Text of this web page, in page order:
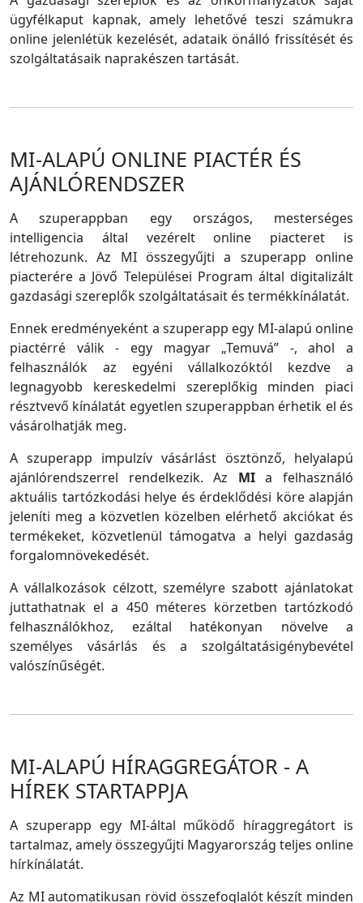
ügyfélkaput kapnak, amely lehetővé teszi számukra
online jelenlétük kezelését, adataik önálló frissítését és
szolgáltatásaik naprakészen tartását.
MI-ALAPÚ ONLINE PIACTÉR ÉS
AJÁNLÓRENDSZER
A szuperappban egy országos, mesterséges
intelligencia által vezérelt online piacteret is
létrehozunk. Az MI összegyűjti a szuperapp online
piacterére a Jövő Települései Program által digitalizált
gazdasági szereplők szolgáltatásait és termékkínálatát.
Ennek eredményeként a szuperapp egy MI-alapú online
piactérré válik - egy magyar „Temuvá” -, ahol a
felhasználók az egyéni vállalkozóktól kezdve a
legnagyobb kereskedelmi szereplőkig minden piaci
résztvevő kínálatát egyetlen szuperappban érhetik el és
vásárolhatják meg.
A szuperapp impulzív vásárlást ösztönző, helyalapú
ajánlórendszerrel rendelkezik. Az MIa felhasználó
aktuális tartózkodási helye és érdeklődési köre alapján
jeleníti meg a közvetlen közelben elérhető akciókat és
termékeket, közvetlenül támogatva a helyi gazdaság
forgalomnövekedését.
A vállalkozások célzott, személyre szabott ajánlatokat
juttathatnak el a 450 méteres körzetben tartózkodó
felhasználókhoz, ezáltal hatékonyan növelve a
személyes vásárlás és a szolgáltatásigénybevétel
valószínűségét.
MI-ALAPÚ HÍRAGGREGÁTOR - A
HÍREK STARTAPPJA
A szuperapp egy MI-által működő híraggregátort is
tartalmaz, amely összegyűjti Magyarország teljes online
hírkínálatát.
Az MI automatikusan rövid összefoglalót készít minden